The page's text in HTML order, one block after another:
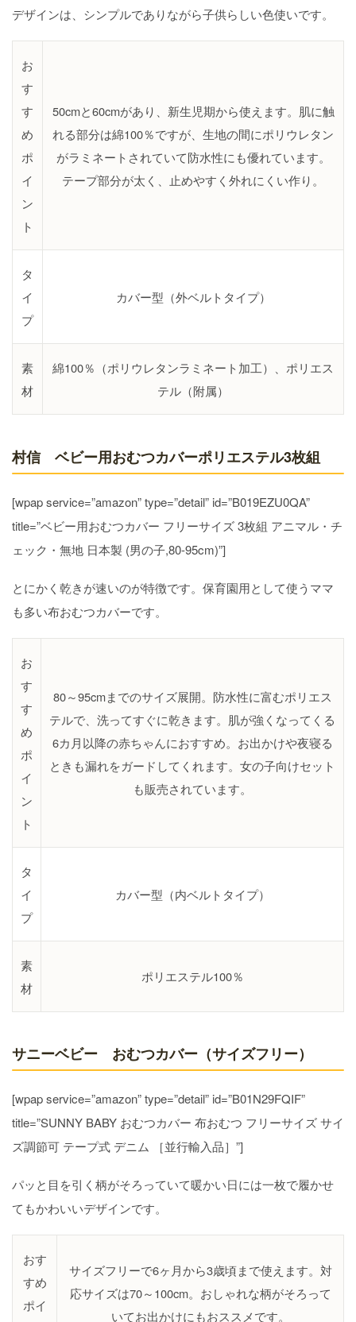
デザインは、シンプルでありながら子供らしい色使いです。
お
す
す
め
ポ
イ
ン
ト
50cmと60cmがあり、新生児期から使えます。肌に触
れる部分は綿100％ですが、生地の間にポリウレタン
がラミネートされていて防水性にも優れています。
テープ部分が太く、止めやすく外れにくい作り。
タ
イ
プ
カバー型（外ベルトタイプ）
素
材
綿100％（ポリウレタンラミネート加工）、ポリエス
テル（附属）
村信 ベビー用おむつカバーポリエステル3枚組
[wpap service=”amazon” type=”detail” id=”B019EZU0QA”
title=”ベビー用おむつカバー フリーサイズ 3枚組 アニマル・チ
ェック・無地 日本製 (男の子,80-95cm)”]
とにかく乾きが速いのが特徴です。保育園用として使うママ
も多い布おむつカバーです。
お
す
す
め
ポ
イ
ン
ト
80～95cmまでのサイズ展開。防水性に富むポリエス
テルで、洗ってすぐに乾きます。肌が強くなってくる
6カ月以降の赤ちゃんにおすすめ。お出かけや夜寝る
ときも漏れをガードしてくれます。女の子向けセット
も販売されています。
タ
イ
プ
カバー型（内ベルトタイプ）
素
材
ポリエステル100％
サニーベビー おむつカバー（サイズフリー）
[wpap service=”amazon” type=”detail” id=”B01N29FQIF”
title=”SUNNY BABY おむつカバー 布おむつ フリーサイズ サイ
ズ調節可 テープ式 デニム ［並行輸入品］”]
パッと目を引く柄がそろっていて暖かい日には一枚で履かせ
てもかわいいデザインです。
おす
すめ
ポイ
サイズフリーで6ヶ月から3歳頃まで使えます。対
応サイズは70～100cm。おしゃれな柄がそろって
いてお出かけにもおススメです。